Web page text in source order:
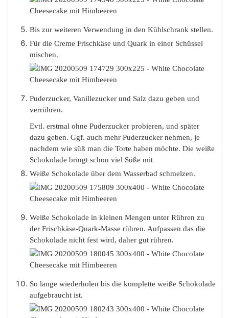
Bis zur weiteren Verwendung in den Kühlschrank stellen.
Für die Creme Frischkäse und Quark in einer Schüssel
mischen.
Puderzucker, Vanillezucker und Salz dazu geben und
verrühren.
Evtl. erstmal ohne Puderzucker probieren, und später
dazu geben. Ggf. auch mehr Puderzucker nehmen, je
nachdem wie süß man die Torte haben möchte. Die weiße
Schokolade bringt schon viel Süße mit
Weiße Schokolade über dem Wasserbad schmelzen.
Weiße Schokolade in kleinen Mengen unter Rühren zu
der Frischkäse-Quark-Masse rühren. Aufpassen das die
Schokolade nicht fest wird, daher gut rühren.
So lange wiederholen bis die komplette weiße Schokolade
aufgebraucht ist.